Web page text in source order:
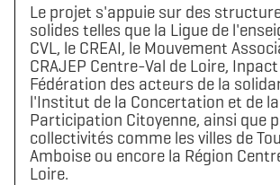
Le projet s'appuie sur des
solides telles que la Ligue de
CVL, le CREAI, le Mouvement
CRAJEP Centre-Val de Loire,
Fédération des acteurs de la
l'Institut de la Concertation et de la
Participation Citoyenne, ainsi que
collectivités comme les villes de
Amboise ou encore la Région
Loire.